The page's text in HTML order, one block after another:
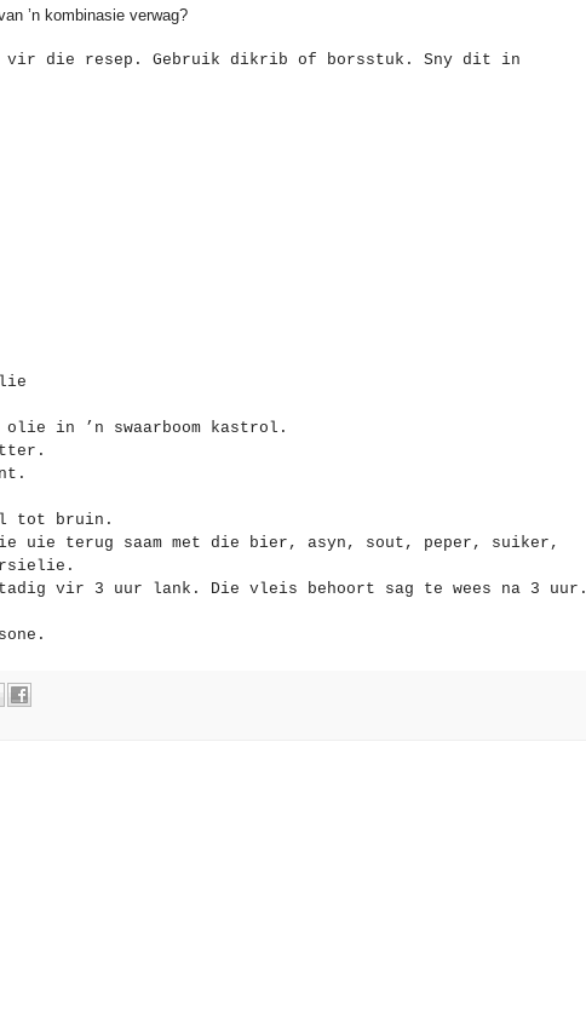
’n kombinasie verwag?
vir die resep. Gebruik dikrib of borsstuk. Sny dit in
in ’n swaarboom kastrol.
tot bruin.
uie terug saam met die bier, asyn, sout, peper, suiker,
vir 3 uur lank. Die vleis behoort sag te wees na 3 uur.